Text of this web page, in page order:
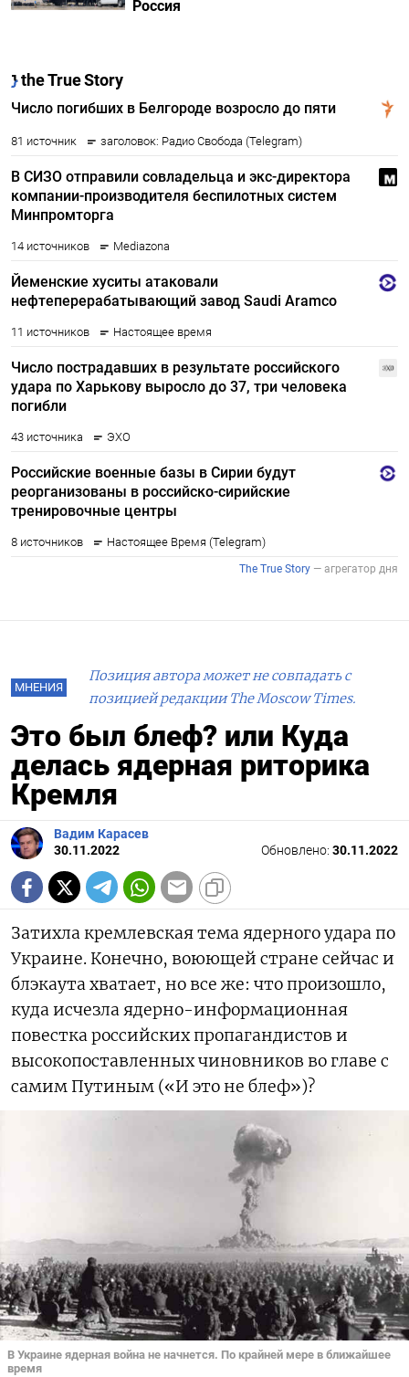
Россия
МНЕНИЯ
Позиция автора может не совпадать с
позицией редакции The Moscow Times.
Это был блеф? или Куда
делась ядерная риторика
Кремля
Вадим Карасев
30.11.2022
Обновлено: 30.11.2022
Затихла кремлевская тема ядерного удара по
Украине. Конечно, воюющей стране сейчас и
блэкаута хватает, но все же: что произошло,
куда исчезла ядерно-информационная
повестка российских пропагандистов и
высокопоставленных чиновников во главе с
самим Путиным («И это не блеф»)?
В Украине ядерная война не начнется. По крайней мере в ближайшее
время